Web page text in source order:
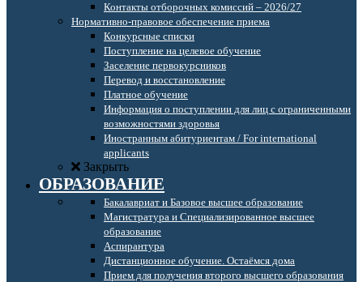
Контакты отборочных комиссий – 2026/27
Нормативно-правовое обеспечение приема
Конкурсные списки
Поступление на целевое обучение
Заселение первокурсников
Перевод и восстановление
Платное обучение
Информация о поступлении для лиц с ограниченными
возможностями здоровья
Иностранным абитуриентам / For international
applicants
Закрыть
ОБРАЗОВАНИЕ
Бакалавриат и Базовое высшее образование
Магистратура и Специализированное высшее
образование
Аспирантура
Дистанционное обучение. Остаёмся дома
Прием для получения второго высшего образования